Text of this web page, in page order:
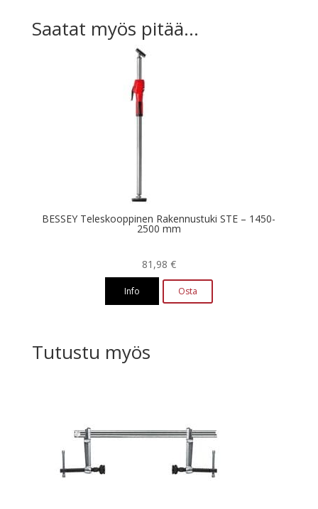
Saatat myös pitää...
BESSEY Teleskooppinen Rakennustuki STE – 1450-
2500 mm
81,98 €
Info Osta
Tutustu myös